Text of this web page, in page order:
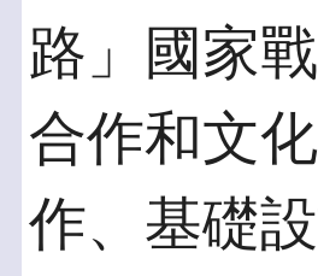
路」國家
合作和文
作、基礎